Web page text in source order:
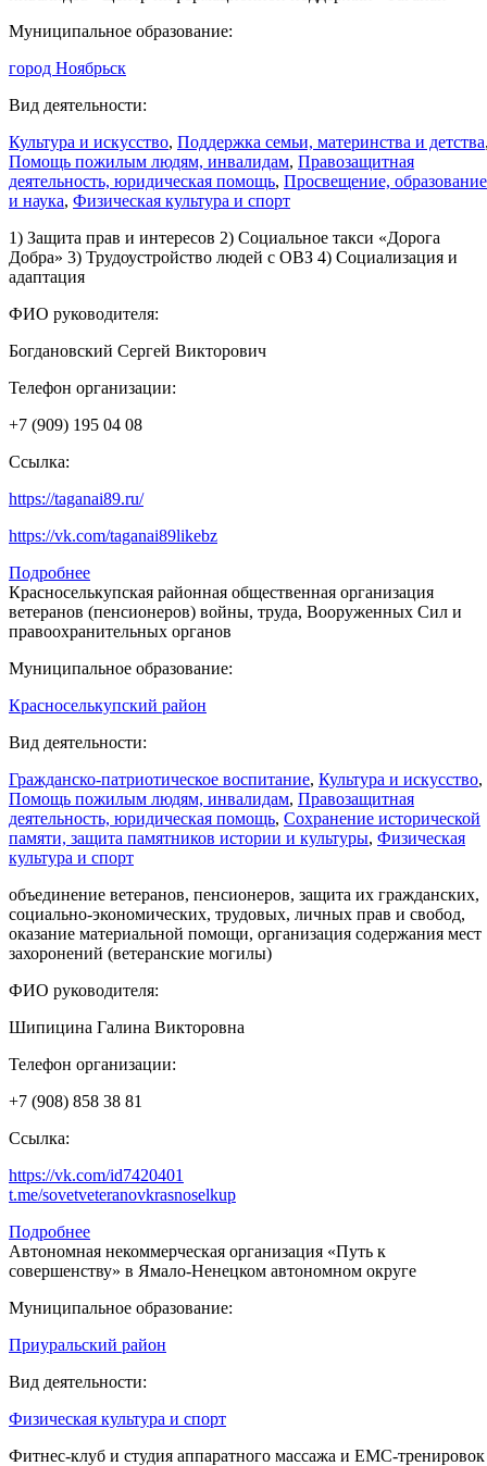
Муниципальное образование:
город Ноябрьск
Вид деятельности:
Культура и искусство, Поддержка семьи, материнства и детства
Помощь пожилым людям, инвалидам, Правозащитная
деятельность, юридическая помощь, Просвещение, образование
и наука, Физическая культура и спорт
1) Защита прав и интересов 2) Социальное такси «Дорога
Добра» 3) Трудоустройство людей с ОВЗ 4) Социализация и
адаптация
ФИО руководителя:
Богдановский Сергей Викторович
Телефон организации:
+7 (909) 195 04 08
Ссылка:
https://taganai89.ru/
https://vk.com/taganai89likebz
Подробнее
Красноселькупская районная общественная организация
ветеранов (пенсионеров) войны, труда, Вооруженных Сил и
правоохранительных органов
Муниципальное образование:
Красноселькупский район
Вид деятельности:
Гражданско-патриотическое воспитание, Культура и искусство,
Помощь пожилым людям, инвалидам, Правозащитная
деятельность, юридическая помощь, Сохранение исторической
памяти, защита памятников истории и культуры, Физическая
культура и спорт
объединение ветеранов, пенсионеров, защита их гражданских,
социально-экономических, трудовых, личных прав и свобод,
оказание материальной помощи, организация содержания мест
захоронений (ветеранские могилы)
ФИО руководителя:
Шипицина Галина Викторовна
Телефон организации:
+7 (908) 858 38 81
Ссылка:
https://vk.com/id7420401
t.me/sovetveteranovkrasnoselkup
Подробнее
Автономная некоммерческая организация «Путь к
совершенству» в Ямало-Ненецком автономном округе
Муниципальное образование:
Приуральский район
Вид деятельности:
Физическая культура и спорт
Фитнес-клуб и студия аппаратного массажа и ЕМС-тренировок